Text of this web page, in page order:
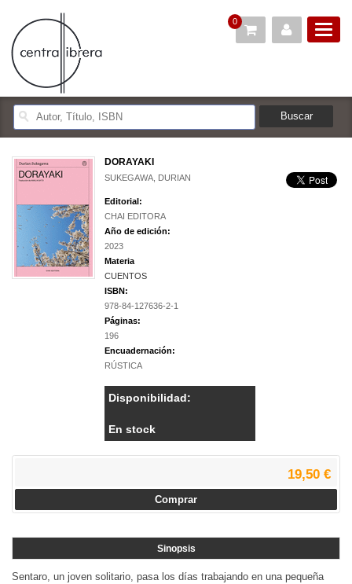
0
DORAYAKI
SUKEGAWA, DURIAN
Editorial:
CHAI EDITORA
Año de edición:
2023
Materia
CUENTOS
ISBN:
978-84-127636-2-1
Páginas:
196
Encuadernación:
RÚSTICA
Disponibilidad:
En stock
19,50 €
Comprar
Sinopsis
Sentaro, un joven solitario, pasa los días trabajando en una pequeña